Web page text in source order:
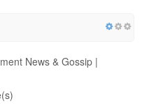
News & Gossip |